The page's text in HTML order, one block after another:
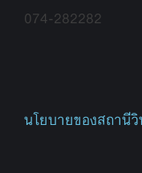
074-282282
นโยบายของสถานี